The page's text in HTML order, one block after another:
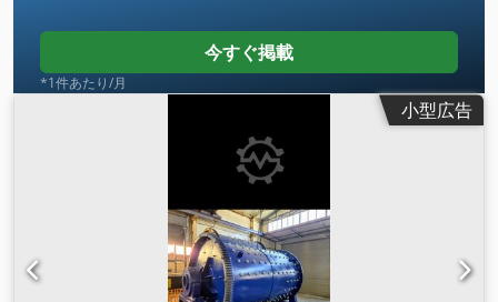
今すぐ掲載
*1件あたり/月
小型広告